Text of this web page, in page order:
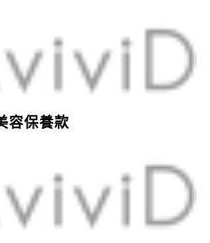
容保養款